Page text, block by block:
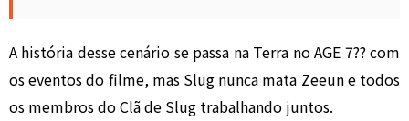
A história desse cenário se passa na Terra no AGE 7?? com
os eventos do filme, mas Slug nunca mata Zeeun e todos
os membros do Clã de Slug trabalhando juntos.